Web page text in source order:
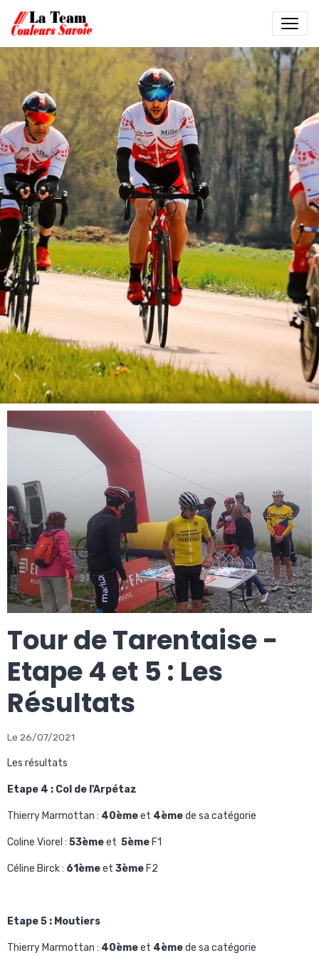
Tour de Tarentaise -
Etape 4 et 5 : Les
Résultats
Le 26/07/2021
Les résultats
Etape 4 : Col de l'Arpétaz
Thierry Marmottan : 40èmeet 4èmede sa catégorie
Coline Viorel : 53èmeet 5ème F1
Céline Birck : 61èmeet 3ème F2
Etape 5 : Moutiers
Thierry Marmottan : 40èmeet 4èmede sa catégorie